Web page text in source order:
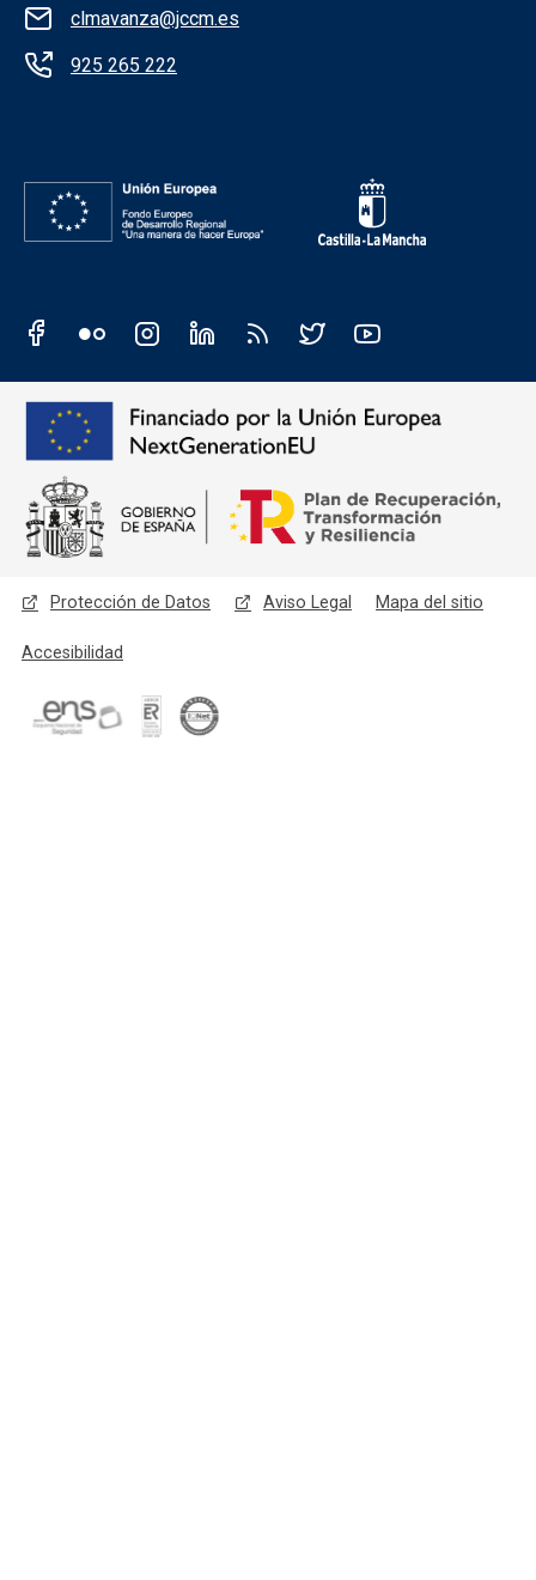
clmavanza@jccm.es
925 265 222
Redes sociales JCCM
Menú legal
Protección de Datos Aviso Legal Mapa del sitio
Accesibilidad